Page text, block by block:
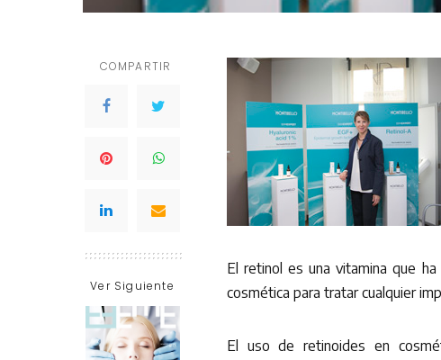
COMPARTIR
Ver Siguiente
El retinol es una vitamina que
cosmética para tratar cualquier
El uso de retinoides en